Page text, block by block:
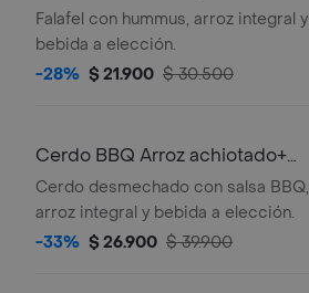
Falafel con hummus, arroz integral y
bebida a elección.
-28% $ 21.900 $ 30.500
Cerdo BBQ Arroz achiotado+
Bebida
Cerdo desmechado con salsa BBQ,
arroz integral y bebida a elección.
-33% $ 26.900 $ 39.900